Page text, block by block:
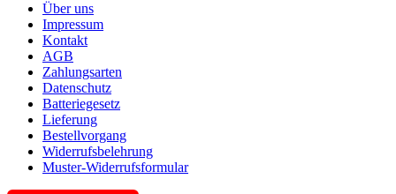
Über uns
Impressum
Kontakt
AGB
Zahlungsarten
Datenschutz
Batteriegesetz
Lieferung
Bestellvorgang
Widerrufsbelehrung
Muster-Widerrufsformular